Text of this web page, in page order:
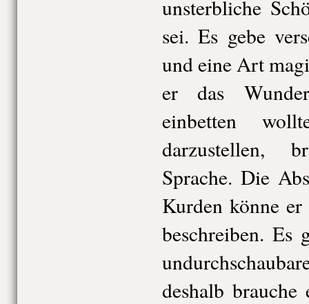
unsterbliche
sei. Es gebe
und eine Art
er das
einbetten
darzustellen,
Sprache. Die
Kurden könne
beschreiben. Es
deshalb